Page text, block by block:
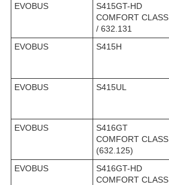
EVOBUS
S415GT-HD
COMFORT CLASS
/ 632.131
EVOBUS
S415H
EVOBUS
S415UL
EVOBUS
S416GT
COMFORT CLASS
(632.125)
EVOBUS
S416GT-HD
COMFORT CLASS